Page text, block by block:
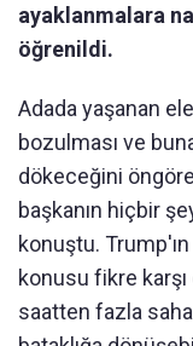
ayaklanmalara
öğrenildi.
Adada yaşanan
bozulması ve
dökeceğini
başkanın hiçbir
konuştu.
konusu fikre karşı
saatten fazla